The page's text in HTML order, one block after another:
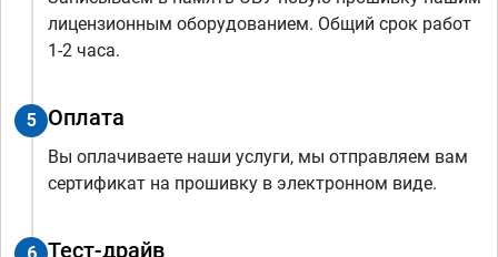
лицензионным оборудованием. Общий срок работ
1-2 часа.
5 Оплата
Вы оплачиваете наши услуги, мы отправляем вам
сертификат на прошивку в электронном виде.
Тест-драйв